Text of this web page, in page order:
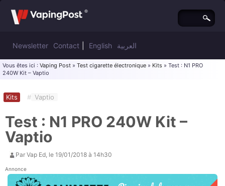
Newsletter Contact English العربية
Vous êtes ici : Vaping Post » Test cigarette électronique » Kits » Test : N1 PRO
240W Kit – Vaptio
Test : N1 PRO 240W Kit –
Vaptio
Kits # Vaptio
Par Vap Ed, le 19/01/2018 à 14h30
Annonce